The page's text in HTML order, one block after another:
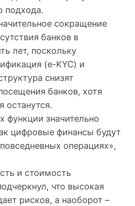
подхода.
сокращение
банков в
лет, поскольку
(e-KYC) и
снизят
банков, хотя
останутся.
функции значительно
цифровые финансы будут
операциях»,
и стоимость
что высокая
рисков, а наоборот –